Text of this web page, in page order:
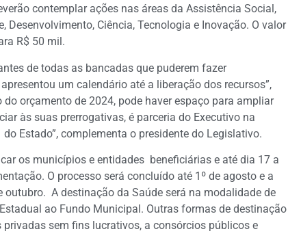
contemplar ações nas áreas da Assistência Social,
Desenvolvimento, Ciência, Tecnologia e Inovação. O valor
R$ 50 mil.
de todas as bancadas que puderem fazer
um calendário até a liberação dos recursos”,
orçamento de 2024, pode haver espaço para ampliar
às suas prerrogativas, é parceria do Executivo na
Estado”, complementa o presidente do Legislativo.
os municípios e entidades beneficiárias e até dia 17 a
O processo será concluído até 1º de agosto e a
outubro. A destinação da Saúde será na modalidade de
ao Fundo Municipal. Outras formas de destinação
sem fins lucrativos, a consórcios públicos e